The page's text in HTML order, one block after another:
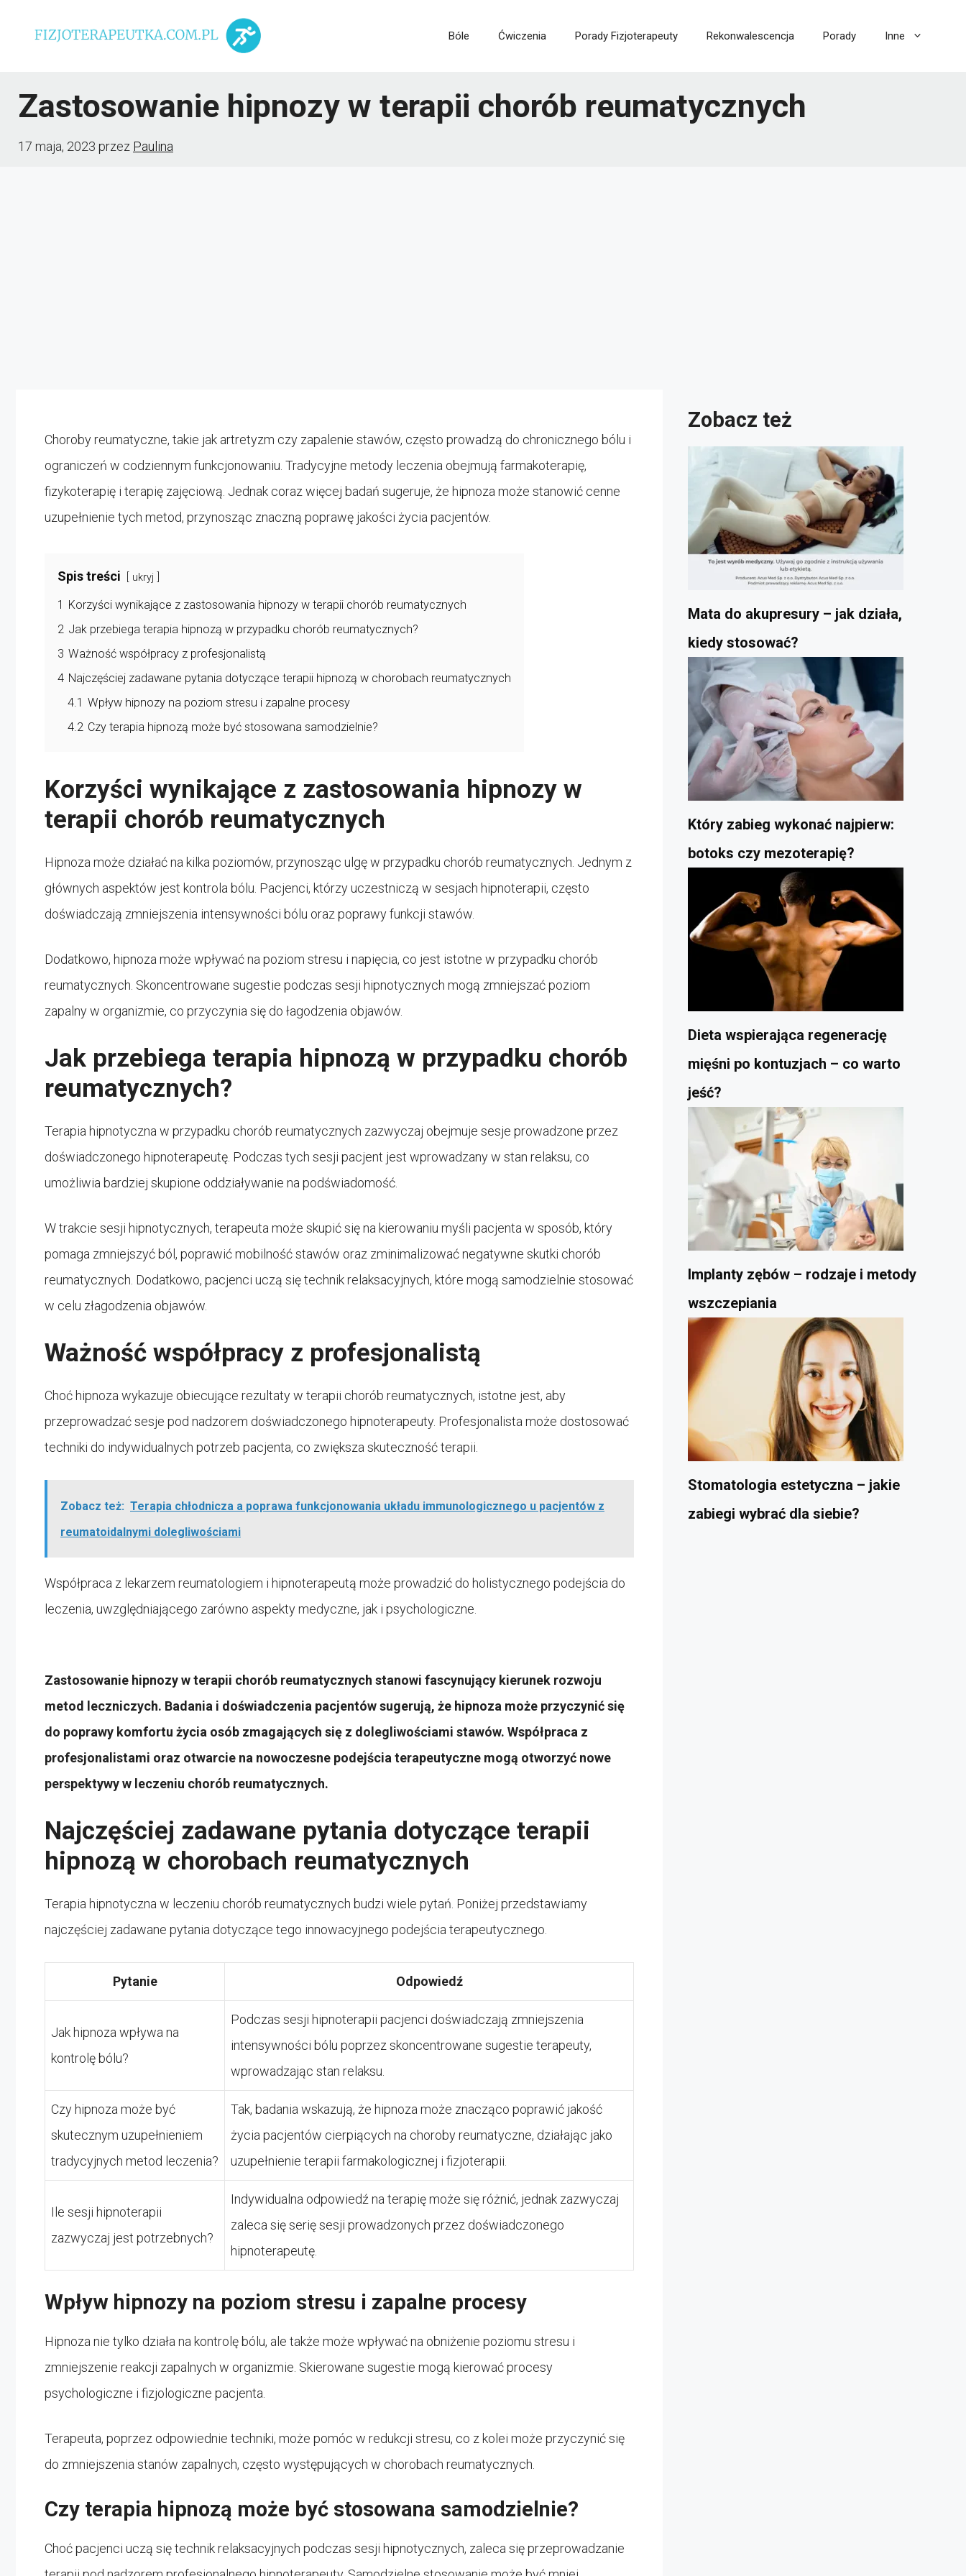
Bóle Ćwiczenia Porady Fizjoterapeuty Rekonwalescencja Porady Inne
Zastosowanie hipnozy w terapii chorób reumatycznych
17 maja, 2023 przez Paulina
Choroby reumatyczne, takie jak artretyzm czy zapalenie stawów, często prowadzą do chronicznego bólu i
ograniczeń w codziennym funkcjonowaniu. Tradycyjne metody leczenia obejmują farmakoterapię,
fizykoterapię i terapię zajęciową. Jednak coraz więcej badań sugeruje, że hipnoza może stanowić cenne
uzupełnienie tych metod, przynosząc znaczną poprawę jakości życia pacjentów.
Spis treści ukryj
1 Korzyści wynikające z zastosowania hipnozy w terapii chorób reumatycznych
2 Jak przebiega terapia hipnozą w przypadku chorób reumatycznych?
3 Ważność współpracy z profesjonalistą
4 Najczęściej zadawane pytania dotyczące terapii hipnozą w chorobach reumatycznych
4.1 Wpływ hipnozy na poziom stresu i zapalne procesy
4.2 Czy terapia hipnozą może być stosowana samodzielnie?
Korzyści wynikające z zastosowania hipnozy w
terapii chorób reumatycznych
Hipnoza może działać na kilka poziomów, przynosząc ulgę w przypadku chorób reumatycznych. Jednym z
głównych aspektów jest kontrola bólu. Pacjenci, którzy uczestniczą w sesjach hipnoterapii, często
doświadczają zmniejszenia intensywności bólu oraz poprawy funkcji stawów.
Dodatkowo, hipnoza może wpływać na poziom stresu i napięcia, co jest istotne w przypadku chorób
reumatycznych. Skoncentrowane sugestie podczas sesji hipnotycznych mogą zmniejszać poziom
zapalny w organizmie, co przyczynia się do łagodzenia objawów.
Jak przebiega terapia hipnozą w przypadku chorób
reumatycznych?
Terapia hipnotyczna w przypadku chorób reumatycznych zazwyczaj obejmuje sesje prowadzone przez
doświadczonego hipnoterapeutę. Podczas tych sesji pacjent jest wprowadzany w stan relaksu, co
umożliwia bardziej skupione oddziaływanie na podświadomość.
W trakcie sesji hipnotycznych, terapeuta może skupić się na kierowaniu myśli pacjenta w sposób, który
pomaga zmniejszyć ból, poprawić mobilność stawów oraz zminimalizować negatywne skutki chorób
reumatycznych. Dodatkowo, pacjenci uczą się technik relaksacyjnych, które mogą samodzielnie stosować
w celu złagodzenia objawów.
Ważność współpracy z profesjonalistą
Choć hipnoza wykazuje obiecujące rezultaty w terapii chorób reumatycznych, istotne jest, aby
przeprowadzać sesje pod nadzorem doświadczonego hipnoterapeuty. Profesjonalista może dostosować
techniki do indywidualnych potrzeb pacjenta, co zwiększa skuteczność terapii.
Zobacz też: Terapia chłodnicza a poprawa funkcjonowania układu immunologicznego u pacjentów z
reumatoidalnymi dolegliwościami
Współpraca z lekarzem reumatologiem i hipnoterapeutą może prowadzić do holistycznego podejścia do
leczenia, uwzględniającego zarówno aspekty medyczne, jak i psychologiczne.
Zastosowanie hipnozy w terapii chorób reumatycznych stanowi fascynujący kierunek rozwoju
metod leczniczych. Badania i doświadczenia pacjentów sugerują, że hipnoza może przyczynić się
do poprawy komfortu życia osób zmagających się z dolegliwościami stawów. Współpraca z
profesjonalistami oraz otwarcie na nowoczesne podejścia terapeutyczne mogą otworzyć nowe
perspektywy w leczeniu chorób reumatycznych.
Najczęściej zadawane pytania dotyczące terapii
hipnozą w chorobach reumatycznych
Terapia hipnotyczna w leczeniu chorób reumatycznych budzi wiele pytań. Poniżej przedstawiamy
najczęściej zadawane pytania dotyczące tego innowacyjnego podejścia terapeutycznego.
Pytanie Odpowiedź
Jak hipnoza wpływa na
kontrolę bólu?
Podczas sesji hipnoterapii pacjenci doświadczają zmniejszenia
intensywności bólu poprzez skoncentrowane sugestie terapeuty,
wprowadzając stan relaksu.
Czy hipnoza może być
skutecznym uzupełnieniem
tradycyjnych metod leczenia?
Tak, badania wskazują, że hipnoza może znacząco poprawić jakość
życia pacjentów cierpiących na choroby reumatyczne, działając jako
uzupełnienie terapii farmakologicznej i fizjoterapii.
Ile sesji hipnoterapii
zazwyczaj jest potrzebnych?
Indywidualna odpowiedź na terapię może się różnić, jednak zazwyczaj
zaleca się serię sesji prowadzonych przez doświadczonego
hipnoterapeutę.
Wpływ hipnozy na poziom stresu i zapalne procesy
Hipnoza nie tylko działa na kontrolę bólu, ale także może wpływać na obniżenie poziomu stresu i
zmniejszenie reakcji zapalnych w organizmie. Skierowane sugestie mogą kierować procesy
psychologiczne i fizjologiczne pacjenta.
Terapeuta, poprzez odpowiednie techniki, może pomóc w redukcji stresu, co z kolei może przyczynić się
do zmniejszenia stanów zapalnych, często występujących w chorobach reumatycznych.
Czy terapia hipnozą może być stosowana samodzielnie?
Choć pacjenci uczą się technik relaksacyjnych podczas sesji hipnotycznych, zaleca się przeprowadzanie
Zobacz też
Mata do akupresury – jak działa,
kiedy stosować?
Który zabieg wykonać najpierw:
botoks czy mezoterapię?
Dieta wspierająca regenerację
mięśni po kontuzjach – co warto
jeść?
Implanty zębów – rodzaje i metody
wszczepiania
Stomatologia estetyczna – jakie
zabiegi wybrać dla siebie?